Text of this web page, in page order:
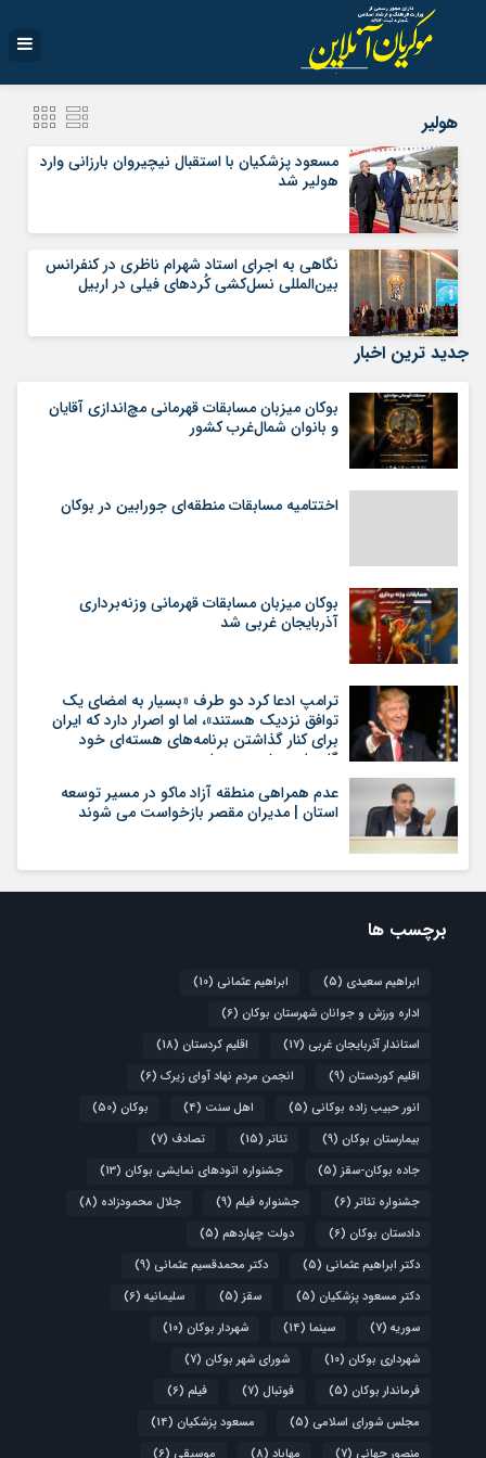
هولیر
مسعود پزشکیان با استقبال نیچیروان بارزانی وارد
هولیر شد
نگاهی به اجرای استاد شهرام ناظری در کنفرانس
بین‌المللی نسل‌کشی کُردهای فیلی در اربیل
جدید ترین اخبار
بوکان میزبان مسابقات قهرمانی مچ‌اندازی آقایان
و بانوان شمال‌غرب کشور
اختتامیه مسابقات منطقه‌ای جورابین در بوکان
بوکان میزبان مسابقات قهرمانی وزنه‌برداری
آذربایجان غربی شد
ترامپ ادعا کرد دو طرف «بسیار به امضای یک
توافق نزدیک هستند»، اما او اصرار دارد که ایران
برای کنار گذاشتن برنامه‌های هسته‌ای خود
گام‌های بیشتری بردارد
عدم همراهی منطقه آزاد ماکو در مسیر توسعه
استان | مدیران مقصر بازخواست می شوند
برچسب ها
ابراهیم سعیدی (5) ابراهیم عثمانی (10)
اداره ورزش و جوانان شهرستان بوکان (6)
استاندار آذربایجان غربی (17) اقلیم کردستان (18)
اقلیم کوردستان (9) انجمن مردم نهاد آوای زیرک (6)
انور حبیب زاده بوکانی (5) اهل سنت (4) بوکان (50)
بیمارستان بوکان (9) تئاتر (15) تصادف (7)
جاده بوکان-سقز (5) جشنواره اتودهای نمایشی بوکان (13)
جشنواره تئاتر (6) جشنواره فیلم (9) جلال محمودزاده (8)
دادستان بوکان (6) دولت چهاردهم (5)
دکتر ابراهیم عثمانی (5) دکتر محمدقسیم عثمانی (9)
دکتر مسعود پزشکیان (5) سقز (5) سلیمانیه (6)
سوریه (7) سینما (14) شهردار بوکان (10)
شهرداری بوکان (10) شورای شهر بوکان (7)
فرماندار بوکان (5) فوتبال (7) فیلم (6)
مجلس شورای اسلامی (5) مسعود پزشکیان (14)